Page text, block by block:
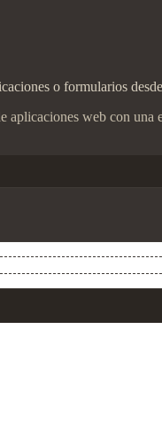
o formularios
aplicaciones web con una